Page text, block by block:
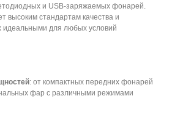
и USB-заряжаемых фонарей.
высоким стандартам качества и
идеальными для любых условий
: от компактных передних фонарей
фар с различными режимами